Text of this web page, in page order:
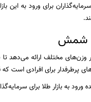
برای ورود به این
شمش
وزن‌های مختلف ارائه می‌دهد
پرطرفدار برای افرادی است
به بازار طلا برای